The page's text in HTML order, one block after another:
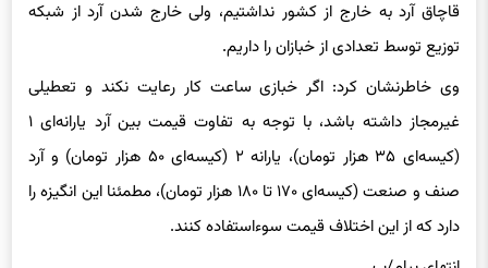
توزیع توسط تعدادی از خبازان را داریم.
وی خاطرنشان کرد: اگر خبازی ساعت کار رعایت نکند و تعطیلی
غیرمجاز داشته باشد، با توجه به تفاوت قیمت بین آرد یارانه‌ای ۱
(کیسه‌ای ۳۵ هزار تومان)، یارانه ۲ (کیسه‌ای ۵۰ هزار تومان) و آرد
صنف و صنعت (کیسه‌ای ۱۷۰ تا ۱۸۰ هزار تومان)، مطمئنا این انگیزه را
دارد که از این اختلاف قیمت سوءاستفاده کنند.
انتهای پیام/پ